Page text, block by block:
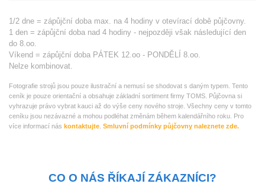
1/2 dne = zápůjční doba max. na 4 hodiny v otevírací době půjčovny.
1 den = zápůjční doba nad 4 hodiny - nejpozději však následující den
do 8.oo.
Víkend = zápůjční doba PÁTEK 12.oo - PONDĚLÍ 8.oo.
Nelze kombinovat.
Fotografie strojů jsou pouze ilustrační a nemusí se shodovat s daným typem. Tento
ceník je pouze orientační a obsahuje základní sortiment firmy TOMS. Půjčovna si
vyhrazuje právo vybrat kauci až do výše ceny nového stroje. Všechny ceny v tomto
ceníku jsou nezávazné a mohou podléhat změnám během kalendářního roku. Pro
více informací nás kontaktujte Smluvní podmínky půjčovny naleznete zde.
CO O NÁS ŘÍKAJÍ ZÁKAZNÍCI?